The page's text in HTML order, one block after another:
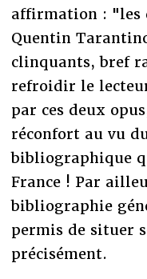
affirmation : "les
Quentin
clinquants, bref
refroidir le
par ces deux
réconfort au vu
bibliographique
France ! Par
bibliographie
permis de situer
précisément.